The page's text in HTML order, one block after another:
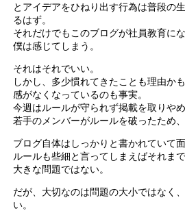
とアイデアをひねり出す行為は普段の
るはず。
それだけでもこのブログが社員教育に
僕は感じてしまう。
それはそれでいい。
しかし、多少慣れてきたことも理由か
感がなくなっているのも事実。
今週はルールが守られず掲載を取りや
若手のメンバーがルールを破ったため
ブログ自体はしっかりと書かれていて
ルールも些細と言ってしまえばそれま
大きな問題ではない。
だが、大切なのは問題の大小ではなく
い。